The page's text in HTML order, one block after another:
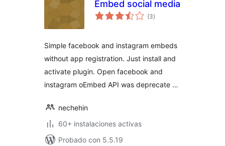
Embed social media
(3valoraciones
en
)
Simple facebook and instagram embeds
without app registration. Just install and
activate plugin. Open facebook and
instagram oEmbed API was deprecate …
nechehin
60+ instalaciones activas
Probado con 5.5.19